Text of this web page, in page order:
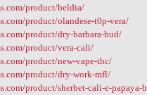
product/beldia/
product/olandese-t0p-vera/
product/dry-barbara-bud/
product/vera-cali/
product/new-vape-thc/
product/dry-work-mfl/
product/sherbet-cali-e-papaya-